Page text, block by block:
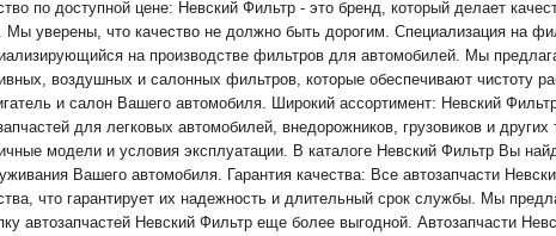
по доступной цене: Невский Фильтр - это бренд, который делает
Мы уверены, что качество не должно быть дорогим. Специализация на
на производстве фильтров для автомобилей. Мы
воздушных и салонных фильтров, которые обеспечивают чистоту
и салон Вашего автомобиля. Широкий ассортимент: Невский
для легковых автомобилей, внедорожников, грузовиков и
модели и условия эксплуатации. В каталоге Невский Фильтр Вы
Вашего автомобиля. Гарантия качества: Все автозапчасти
что гарантирует их надежность и длительный срок службы. Мы
автозапчастей Невский Фильтр еще более выгодной. Автозапчасти